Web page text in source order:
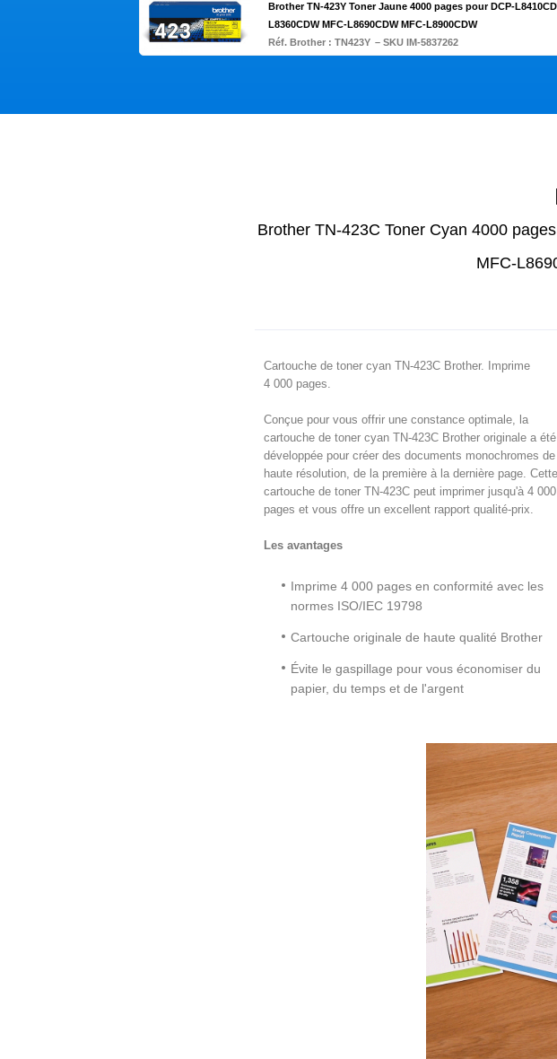
Brother TN-423Y Toner Jaune 4000 pages pour DCP-
L8360CDW MFC-L8690CDW MFC-L8900CDW
Réf. Brother : TN423Y – SKU IM-5837262
Brother TN-423C Toner Cyan 4000
MFC-
Cartouche de toner cyan TN-423C Brother. Imprime
4 000 pages.
Conçue pour vous offrir une constance optimale, la
cartouche de toner cyan TN-423C Brother originale a été
développée pour créer des documents monochromes de
haute résolution, de la première à la dernière page. Cette
cartouche de toner TN-423C peut imprimer jusqu'à 4 000
pages et vous offre un excellent rapport qualité-prix.
Les avantages
Imprime 4 000 pages en conformité avec les
normes ISO/IEC 19798
Cartouche originale de haute qualité Brother
Évite le gaspillage pour vous économiser du
papier, du temps et de l'argent